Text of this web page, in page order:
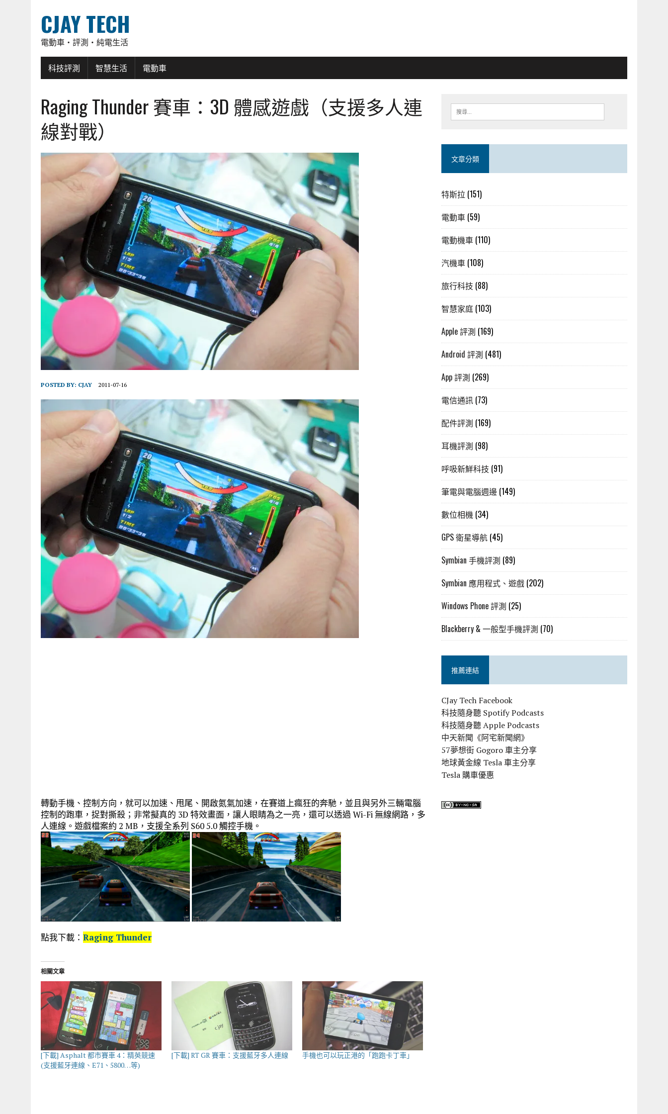
CJAY TECH
電動車・評測・純電生活
科技評測 智慧生活 電動車
Raging Thunder 賽車：3D 體感遊戲（支援多人連
線對戰）
POSTED BY: CJAY 2011-07-16
轉動手機、控制方向，就可以加速、甩尾、開啟氮氣加速，在賽道上瘋狂的奔馳，並且與另外三輛電腦
控制的跑車，捉對撕殺；非常擬真的 3D 特效畫面，讓人眼睛為之一亮，還可以透過 Wi-Fi 無線網路，多
人連線。遊戲檔案約 2 MB，支援全系列 S60 5.0 觸控手機。
點我下載： Raging Thunder
相關文章
[下載] Asphalt 都市賽車 4：精英競速
(支援藍牙連線、E71、5800…等)
[下載] RT GR 賽車：支援藍牙多人連線 手機也可以玩正港的「跑跑卡丁車」
文章分類
特斯拉 (151)
電動車 (59)
電動機車 (110)
汽機車 (108)
旅行科技 (88)
智慧家庭 (103)
Apple 評測 (169)
Android 評測 (481)
App 評測 (269)
電信通訊 (73)
配件評測 (169)
耳機評測 (98)
呼吸新鮮科技 (91)
筆電與電腦週邊 (149)
數位相機 (34)
GPS 衛星導航 (45)
Symbian 手機評測 (89)
Symbian 應用程式、遊戲 (202)
Windows Phone 評測 (25)
Blackberry & 一般型手機評測 (70)
推薦連結
CJay Tech Facebook
科技隨身聽 Spotify Podcasts
科技隨身聽 Apple Podcasts
中天新聞《阿宅新聞網》
57夢想街 Gogoro 車主分享
地球黃金線 Tesla 車主分享
Tesla 購車優惠